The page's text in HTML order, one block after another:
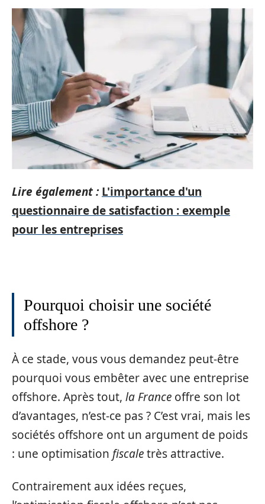
Lire également : L'importance d'un
questionnaire de satisfaction : exemple
pour les entreprises
Pourquoi choisir une société
offshore ?
À ce stade, vous vous demandez peut-être
pourquoi vous embêter avec une entreprise
offshore. Après tout, la France offre son lot
d’avantages, n’est-ce pas ? C’est vrai, mais les
sociétés offshore ont un argument de poids
: une optimisation fiscaletrès attractive.
Contrairement aux idées reçues,